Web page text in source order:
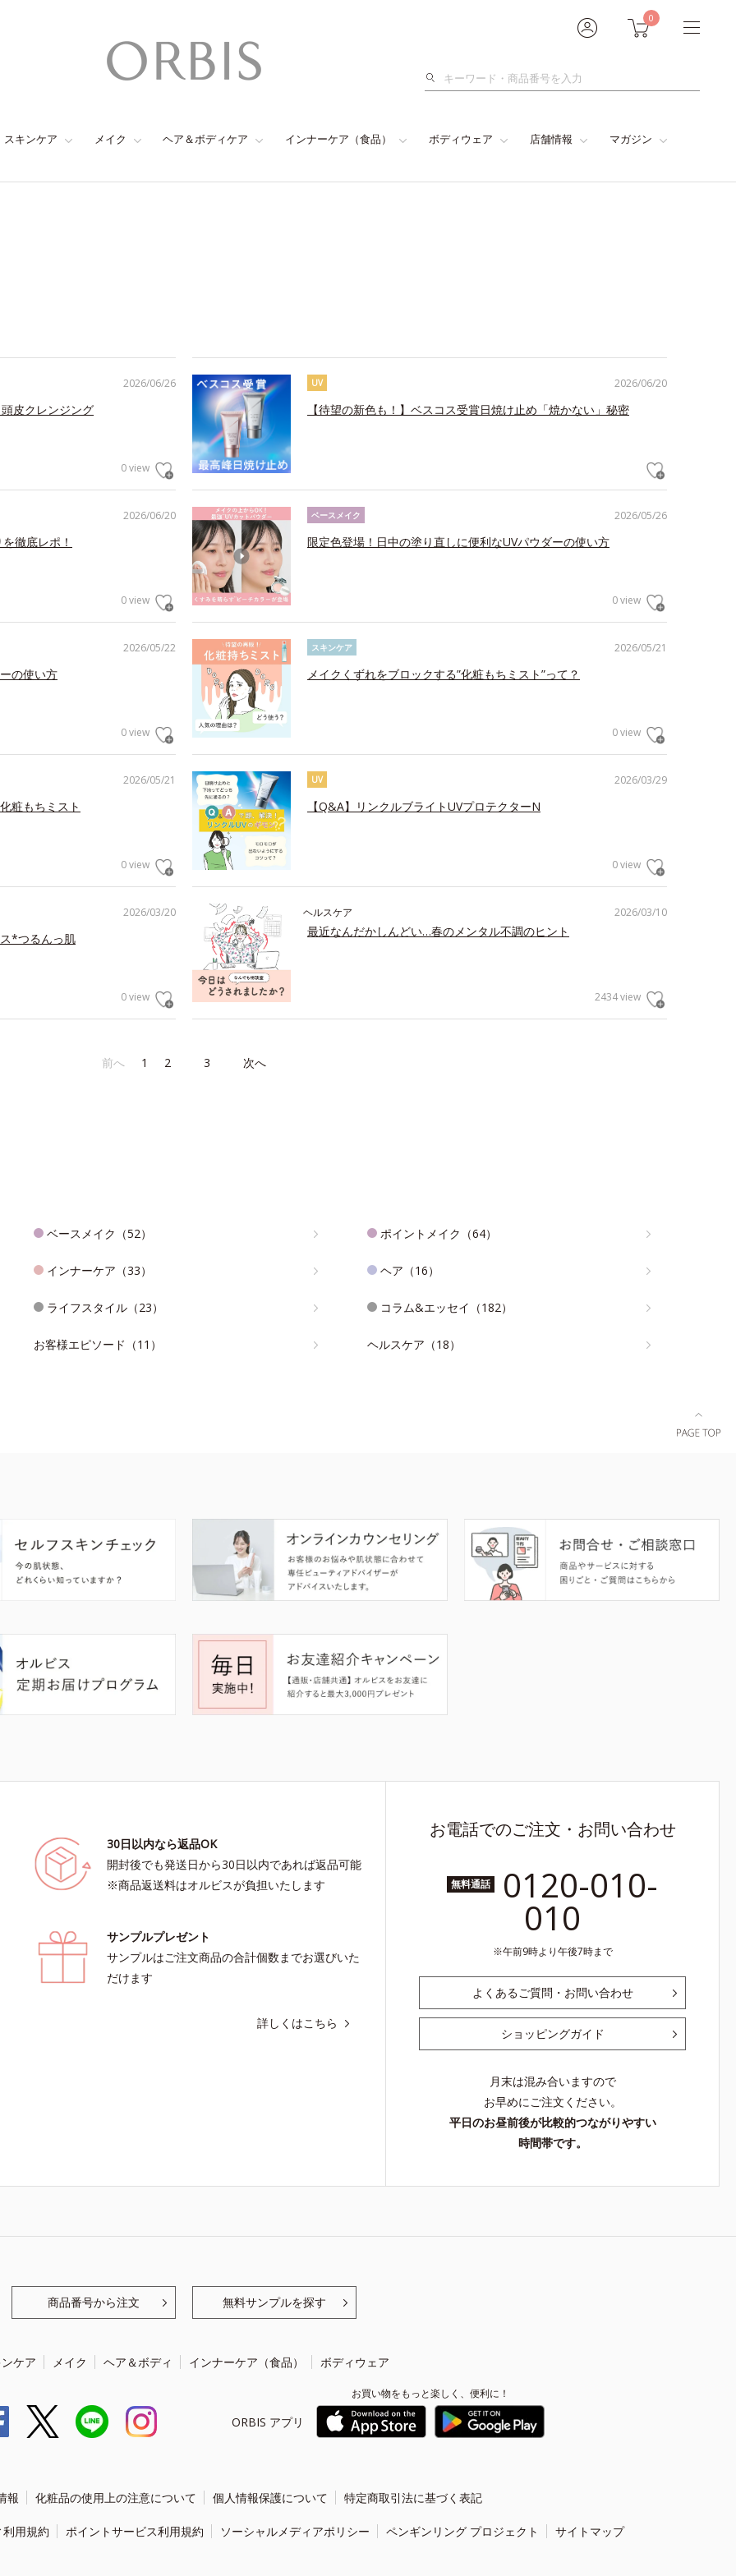
0
検
スキンケア メイク ヘア＆ボディケア インナーケア（食品） ボディウェア 店舗情報 マガジン
2026/06/26
皮クレンジング
0 view
2026/06/20
UV
【待望の新色も！】ベスコス受賞日焼け止め「焼かない」秘密
2026/06/20
徹底レポ！
0 view
2026/05/26
ベースメイク
限定色登場！日中の塗り直しに便利なUVパウダーの使い方
0 view
2026/05/22
の使い方
0 view
2026/05/21
スキンケア
メイクくずれをブロックする”化粧もちミスト”って？
0 view
2026/05/21
粧もちミスト
0 view
2026/03/29
UV
【Q&A】リンクルブライトUVプロテクターN
0 view
2026/03/20
*つるんっ肌
0 view
2026/03/10
ヘルスケア
最近なんだかしんどい…春のメンタル不調のヒント
2434 view
前へ 1 2 3 次へ
ベースメイク（52） ポイントメイク（64）
インナーケア（33） ヘア（16）
ライフスタイル（23） コラム&エッセイ（182）
お客様エピソード（11） ヘルスケア（18）
30日以内なら返品OK
開封後でも発送日から30日以内であれば返品可能
※商品返送料はオルビスが負担いたします
サンプルプレゼント
サンプルはご注文商品の合計個数までお選びいた
だけます
詳しくはこちら
お電話でのご注文・お問い合わせ
無料通話 0120-010-
010
午前9時より午後7時まで
よくあるご質問・お問い合わせ
ショッピングガイド
月末は混み合いますので
お早めにご注文ください。
平日のお昼前後が比較的つながりやすい
時間帯です。
商品番号から注文 無料サンプルを探す
ケア メイク ヘア＆ボディ インナーケア（食品） ボディウェア
ORBIS アプリ
お買い物をもっと楽しく、便利に！
報 化粧品の使用上の注意について 個人情報保護について 特定商取引法に基づく表記
用規約 ポイントサービス利用規約 ソーシャルメディアポリシー ペンギンリング プロジェクト サイトマップ